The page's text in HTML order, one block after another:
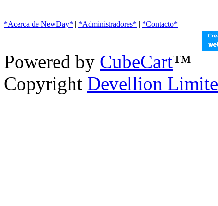
*Acerca de NewDay* | *Administradores* | *Contacto*
Powered by CubeCart™
Copyright Devellion